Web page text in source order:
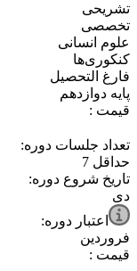
⁧تشریحی⁩
⁧تخصصی⁩
⁧علوم انسانی⁩
⁧کنکوری‌ها⁩
⁧فارغ التحصیل⁩
⁧پایه دوازدهم⁩
قیمت :
تعداد جلسات دوره:
حداقل 7
تاریخ شروع دوره:
دی
اعتبار دوره:
فروردین
قیمت :